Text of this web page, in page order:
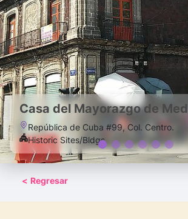
Casa del Mayorazgo de
República de Cuba #99, Col. Centro.
Historic Sites/Bldgs
< Regresar